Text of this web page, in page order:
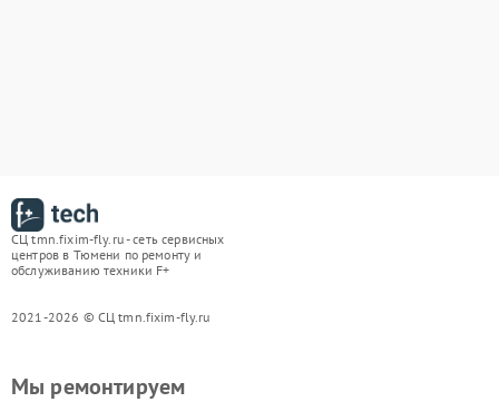
СЦ tmn.fixim-fly.ru - сеть сервисных
центров в Тюмени по ремонту и
обслуживанию техники F+
2021-2026 © СЦ tmn.fixim-fly.ru
Мы ремонтируем